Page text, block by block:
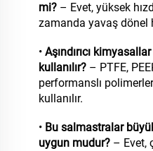
mi? – Evet, yüksek
zamanda yavaş dönel
• Aşındırıcı
kullanılır? – PTFE,
performanslı
kullanılır.
• Bu salmastralar
uygun mudur? – Evet,